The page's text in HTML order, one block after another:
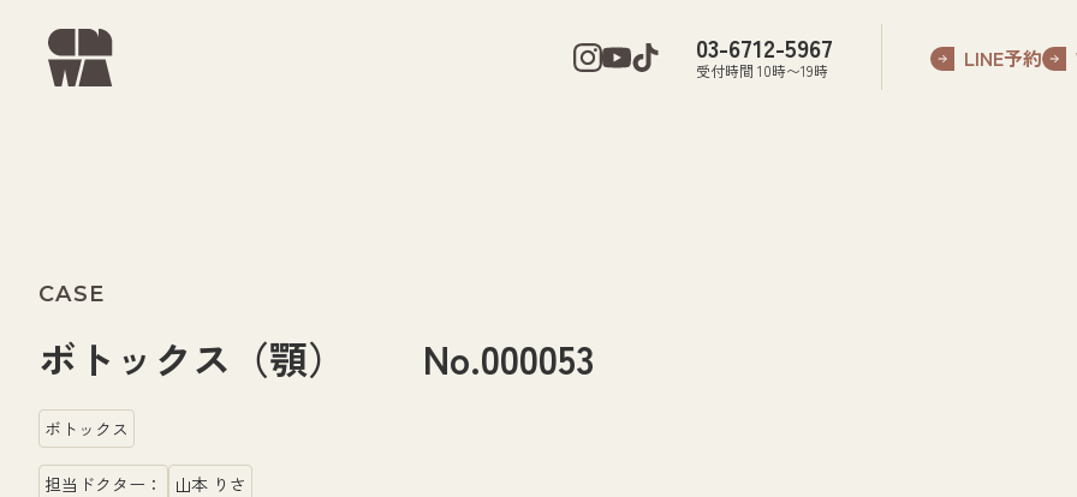
03-6712-5967
受付時間 10時〜19時 LINE予約
CASE
ボトックス（顎） No.000053
ボトックス
担当ドクター： 山本 りさ